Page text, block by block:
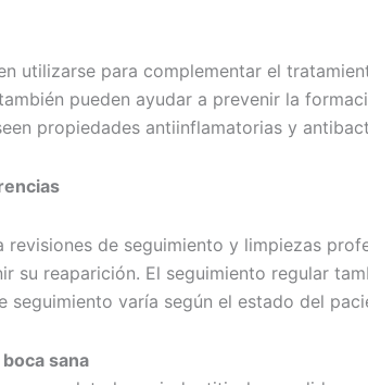
utilizarse para complementar el
pueden ayudar a prevenir la
propiedades antiinflamatorias y
de seguimiento y limpiezas
su reaparición. El seguimiento regular
seguimiento varía según el estado del
sana